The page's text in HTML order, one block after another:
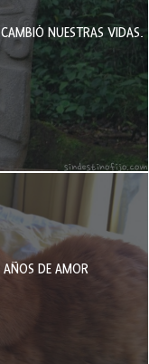
NUESTRAS VIDAS.
DE AMOR